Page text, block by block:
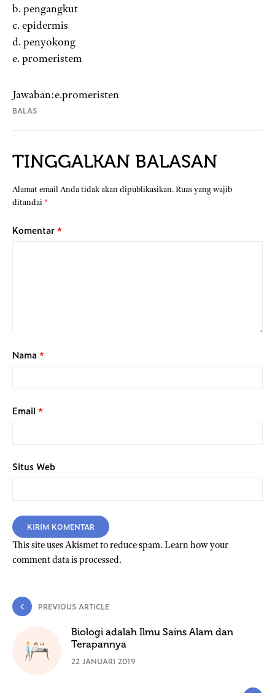
b. pengangkut
c. epidermis
d. penyokong
e. promeristem
Jawaban:e.promeristen
BALAS
TINGGALKAN BALASAN
Alamat email Anda tidak akan dipublikasikan.Ruas yang wajib
ditandai*
Komentar*
Nama*
Email *
Situs Web
This site uses Akismet to reduce spam. Learn how your
comment data is processed.
PREVIOUS ARTICLE
Biologi adalah Ilmu Sains Alam dan
Terapannya
22 JANUARI 2019